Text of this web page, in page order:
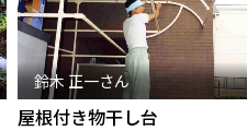
鈴木 正一さん
屋根付き物干し台